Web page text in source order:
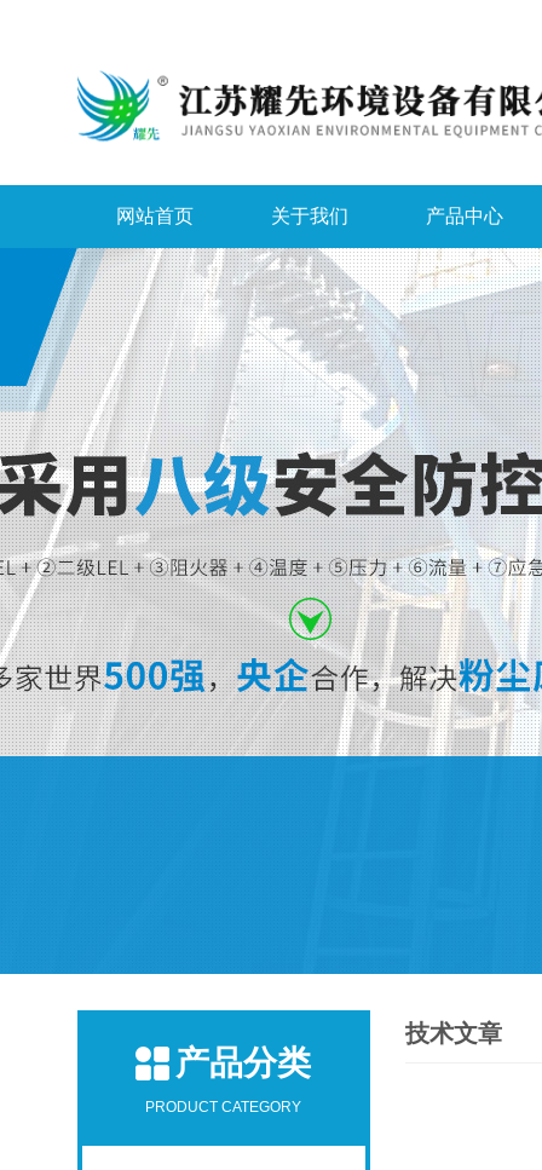
网站首页 关于我们 产品中心
产品分类
PRODUCT CATEGORY
技术文章